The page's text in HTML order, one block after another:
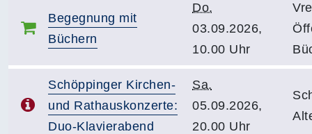
Begegnung mit
Büchern
Do.
03.09.2026,
10.00 Uhr
Schöppinger Kirchen-
und Rathauskonzerte:
Duo-Klavierabend
Sa.
05.09.2026,
20.00 Uhr